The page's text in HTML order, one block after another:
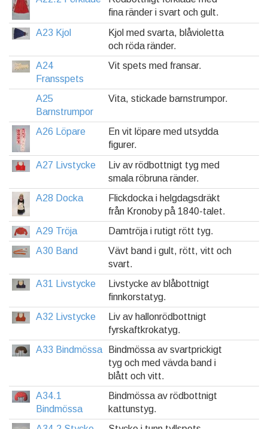
fina ränder i svart och gult.
A23 Kjol
Kjol med svarta, blåvioletta
och röda ränder.
A24
Fransspets
Vit spets med fransar.
A25
Barnstrumpor
Vita, stickade barnstrumpor.
A26 Löpare
En vit löpare med utsydda
figurer.
A27 Livstycke
Liv av rödbottnigt tyg med
smala röbruna ränder.
A28 Docka
Flickdocka i helgdagsdräkt
från Kronoby på 1840-talet.
A29 Tröja
Damtröja i rutigt rött tyg.
A30 Band
Vävt band i gult, rött, vitt och
svart.
A31 Livstycke
Livstycke av blåbottnigt
finnkorstatyg.
A32 Livstycke
Liv av hallonrödbottnigt
fyrskaftkrokatyg.
A33 Bindmössa
Bindmössa av svartprickigt
tyg och med vävda band i
blått och vitt.
A34.1
Bindmössa
Bindmössa av rödbottnigt
kattunstyg.